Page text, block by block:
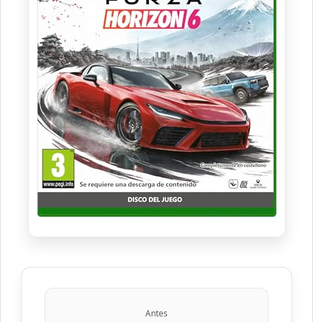
Antes